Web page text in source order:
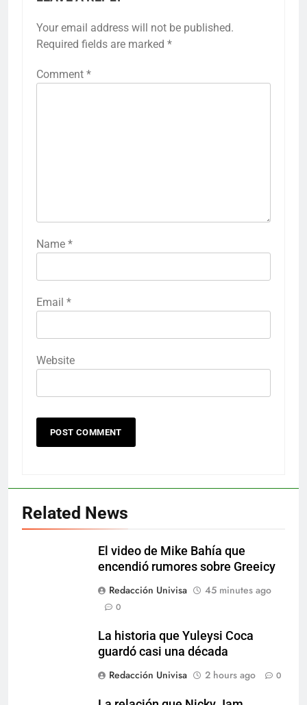
Your email address will not be published.
Required fields are marked *
Comment *
Name *
Email *
Website
Related News
El video de Mike Bahía que
encendió rumores sobre Greeicy
Redacción Univisa
45 minutes ago
0
La historia que Yuleysi Coca
guardó casi una década
Redacción Univisa
2 hours ago 0